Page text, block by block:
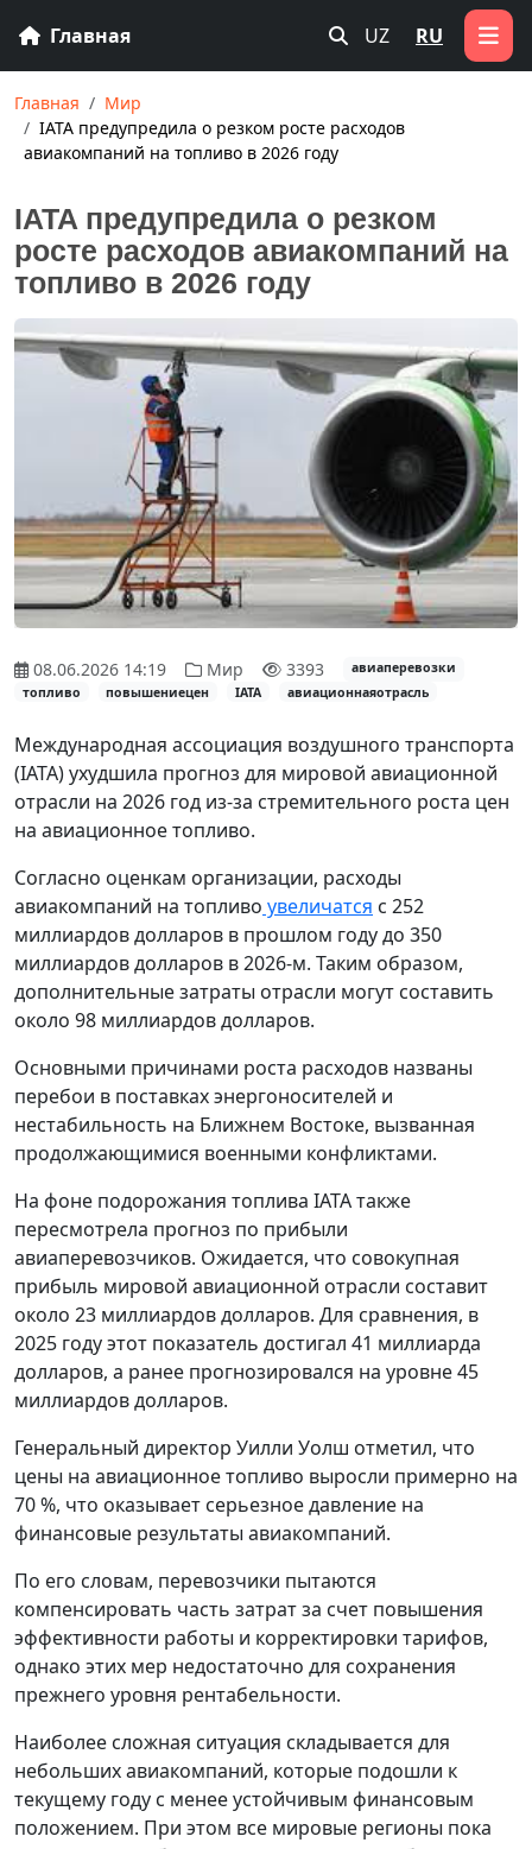
Главная UZ RU
Главная
Мир
IATA предупредила о резком росте расходов
авиакомпаний на топливо в 2026 году
IATA предупредила о резком
росте расходов авиакомпаний на
топливо в 2026 году
08.06.2026 14:19 Мир 3393
авиаперевозки
топливо
повышениецен IATA авиационнаяотрасль
Международная ассоциация воздушного транспорта
(IATA) ухудшила прогноз для мировой авиационной
отрасли на 2026 год из-за стремительного роста цен
на авиационное топливо.
Согласно оценкам организации, расходы
авиакомпаний на топливо увеличатся с 252
миллиардов долларов в прошлом году до 350
миллиардов долларов в 2026-м. Таким образом,
дополнительные затраты отрасли могут составить
около 98 миллиардов долларов.
Основными причинами роста расходов названы
перебои в поставках энергоносителей и
нестабильность на Ближнем Востоке, вызванная
продолжающимися военными конфликтами.
На фоне подорожания топлива IATA также
пересмотрела прогноз по прибыли
авиаперевозчиков. Ожидается, что совокупная
прибыль мировой авиационной отрасли составит
около 23 миллиардов долларов. Для сравнения, в
2025 году этот показатель достигал 41 миллиарда
долларов, а ранее прогнозировался на уровне 45
миллиардов долларов.
Генеральный директор Уилли Уолш отметил, что
цены на авиационное топливо выросли примерно на
70 %, что оказывает серьезное давление на
финансовые результаты авиакомпаний.
По его словам, перевозчики пытаются
компенсировать часть затрат за счет повышения
эффективности работы и корректировки тарифов,
однако этих мер недостаточно для сохранения
прежнего уровня рентабельности.
Наиболее сложная ситуация складывается для
небольших авиакомпаний, которые подошли к
текущему году с менее устойчивым финансовым
положением. При этом все мировые регионы пока